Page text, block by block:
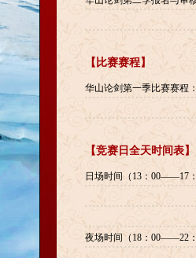
【比赛赛程】
华山论剑第一季比赛赛程
【竞赛日全天时间表】
日场时间（13：00——17
夜场时间（18：00——22